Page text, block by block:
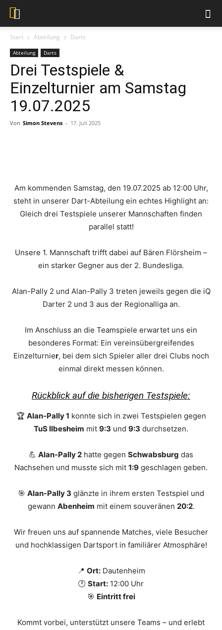
Start Abteilung Darts
Abteilung Darts
Drei Testspiele &
Einzelturnier am Samstag
19.07.2025
Von Simon Stevens - 17. Juli 2025
Am kommenden Samstag, den 19.07.2025 ab 12:00 Uhr,
steht in unserer Dart-Abteilung ein echtes Highlight an:
Gleich drei Testspiele unserer Mannschaften finden
parallel statt!
Unsere 1. Mannschaft trifft dabei auf Bären Flörsheim –
ein starker Gegner aus der 2. Bundesliga.
Alan-Pally 2 und Alan-Pally 3 treten jeweils gegen die iQ
Darter 2 und 3 aus der Regionalliga an.
Im Anschluss an die Teamspiele erwartet uns ein
besonderes Format: Ein vereinsübergreifendes
Einzelturnier, bei dem sich Spieler aller drei Clubs noch
einmal direkt messen können.
Rückblick auf die bisherigen Testspiele:
🏆 Alan-Pally 1 konnte sich in zwei Testspielen gegen
TuS Ilbesheim mit 9:3 und 9:3 durchsetzen.
💪 Alan-Pally 2 hatte gegen Schwabsburg das
Nachsehen und musste sich mit 1:9 geschlagen geben.
🎯 Alan-Pally 3 glänzte in ihrem ersten Testspiel und
gewann Abenheim mit einem souveränen 20:2.
Wir freuen uns auf spannende Matches, viele Besucher
und hochklassigen Dartsport in familiärer Atmosphäre!
📍 Ort:Dautenheim
🕛 Start: 12:00 Uhr
🎯 Eintritt frei
Kommt vorbei, unterstützt unsere Teams – und erlebt